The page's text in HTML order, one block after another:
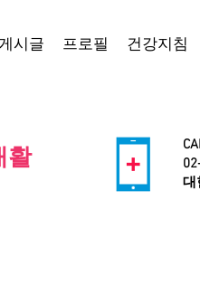
시글 프로필 건강지침
활
대